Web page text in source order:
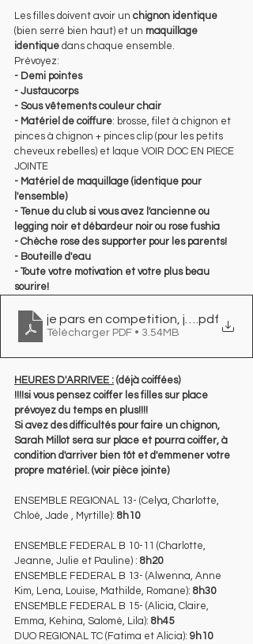
Les filles doivent avoir un chignon identique
(bien serré bien haut) et un maquillage
identique dans chaque ensemble.
Prévoyez:
- Demi pointes
- Justaucorps
- Sous vêtements couleur chair
- Matériel de coiffure: brosse, filet à chignon et
pinces à chignon + pinces clip (pour les petits
cheveux rebelles) et laque VOIR DOC EN PIECE
JOINTE
- Matériel de maquillage (identique pour
l'ensemble)
- Tenue du club si vous avez l'ancienne ou
legging noir et débardeur noir ou rose fushia
- Chèche rose des supporter pour les parents!
- Bouteille d'eau
- Toute votre motivation et votre plus beau
sourire!
je pars en competition, je met
.pdf
Télécharger PDF • 3.54MB
HEURES D'ARRIVEE : (déjà coiffées)
!!!!si vous pensez coiffer les filles sur place
prévoyez du temps en plus!!!!
Si avez des difficultés pour faire un chignon,
Sarah Millot sera sur place et pourra coiffer, à
condition d'arriver bien tôt et d'emmener votre
propre matériel. (voir pièce jointe)
ENSEMBLE REGIONAL 13- (Celya, Charlotte,
Chloé, Jade , Myrtille): 8h10
ENSEMBLE FEDERAL B 10-11 (Charlotte,
Jeanne, Julie et Pauline) : 8h20
ENSEMBLE FEDERAL B 13- (Alwenna, Anne
Kim, Lena, Louise, Mathilde, Romane): 8h30
ENSEMBLE FEDERAL B 15- (Alicia, Claire,
Emma, Kehina, Salomé, Lila): 8h45
DUO REGIONAL TC (Fatima et Alicia): 9h10